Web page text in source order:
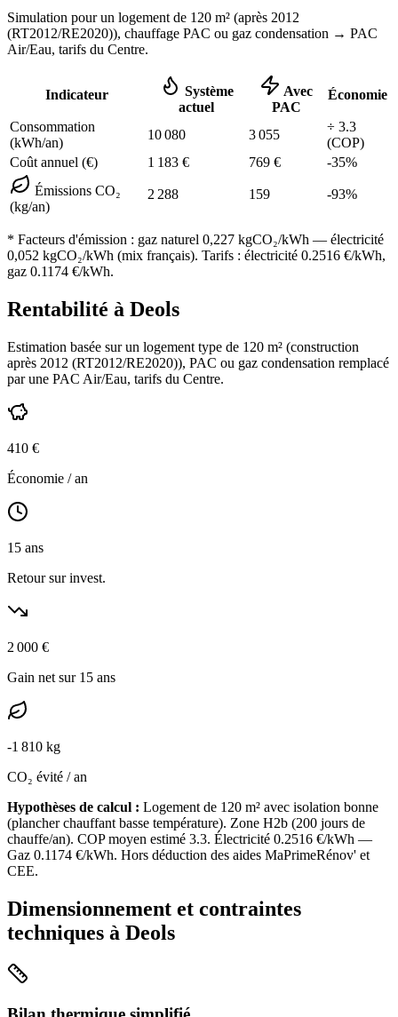
Simulation pour un logement de 120 m² (après 2012
(RT2012/RE2020)), chauffage PAC ou gaz condensation → PAC
Air/Eau, tarifs du Centre.
Indicateur
Système
actuel
Avec
PAC
Économie
Consommation
(kWh/an)
10 080 3 055
÷ 3.3
(COP)
Coût annuel (€)
1 183 € 769 € -35%
Émissions CO₂
(kg/an)
2 288 159 -93%
* Facteurs d'émission : gaz naturel 0,227 kgCO₂/kWh — électricité
0,052 kgCO₂/kWh (mix français). Tarifs : électricité 0.2516 €/kWh,
gaz 0.1174 €/kWh.
Rentabilité à Deols
Estimation basée sur un logement type de 120 m² (construction
après 2012 (RT2012/RE2020)), PAC ou gaz condensation remplacé
par une PAC Air/Eau, tarifs du Centre.
410 €
Économie / an
15 ans
Retour sur invest.
2 000 €
Gain net sur 15 ans
-1 810 kg
CO₂ évité / an
Hypothèses de calcul : Logement de 120 m² avec isolation bonne
(plancher chauffant basse température). Zone H2b (200 jours de
chauffe/an). COP moyen estimé 3.3. Électricité 0.2516 €/kWh —
Gaz 0.1174 €/kWh. Hors déduction des aides MaPrimeRénov' et
CEE.
Dimensionnement et contraintes
techniques à Deols